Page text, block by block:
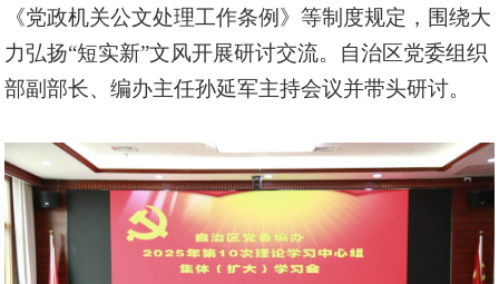
《党政机关公文处理工作条例》等制度规定，围绕大
力弘扬“短实新”文风开展研讨交流。自治区党委组织
部副部长、编办主任孙延军主持会议并带头研讨。